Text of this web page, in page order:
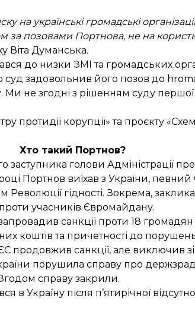
українські громадські
позовами Портнова, не на користь
Віта Думанська.
до низки ЗМІ та громадських
суд задовольнив його позов до
. Ми не згодні з рішенням суду першої
протидії корупції» та проєкту
Хто такий Портнов?
голови Адміністрації
Портнов виїхав з України, певний
гідності. Зокрема,
проти учасників Євромайдану.
санкції проти 18
коштів та причетності до
продовжив санкції, але виключив
порушила справу про
справу закрили.
в Україну після п’ятирічної